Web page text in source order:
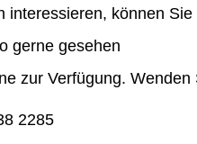
interessieren, können
gerne gesehen
zur Verfügung.
2285